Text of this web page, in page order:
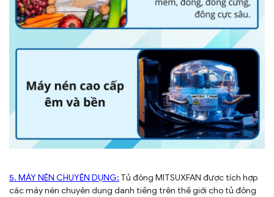
5. MÁY NÉN CHUYÊN DỤNG: Tủ đông MITSUXFAN được tích hợp
các máy nén chuyên dụng danh tiếng trên thế giới cho tủ đông